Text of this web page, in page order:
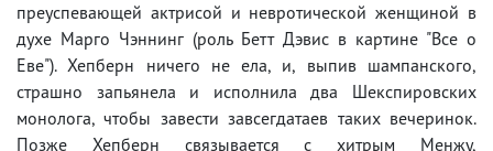
преуспевающей актрисой и невротической женщиной в
духе Марго Чэннинг (роль Бетт Дэвис в картине "Все о
Еве"). Хепберн ничего не ела, и, выпив шампанского,
страшно запьянела и исполнила два Шекспировских
монолога, чтобы завести завсегдатаев таких вечеринок.
Позже Хепберн связывается с хитрым Менжу,